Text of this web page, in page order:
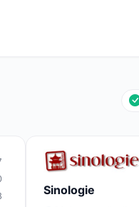
Sinologie